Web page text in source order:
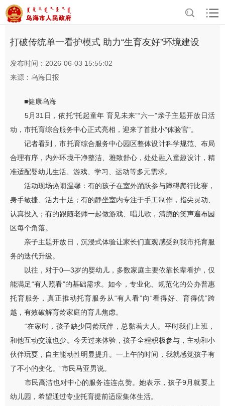
首页>资讯中心 > 乌海要闻
打破传统单一看护模式 助力“生育友好”环境建设
发布时间：2026-06-03 15:55:02
来源：乌海日报
■健康乌海
5月31日，依托“托起童年 育见未来”“六一”亲子主题开放日活
动，市托育综合服务中心正式亮相，迎来了首批小“体验官”。
记者看到，市托育综合服务中心园区整体设计科学规范、布局
合理有序，内外环境干净整洁、雅致舒心，处处融入童趣设计，精
准适配婴幼儿生活、游戏、学习、运动等多元需求。
活动现场热闹温馨：有的孩子在室外踊跃参与障碍爬行比赛，
身手敏捷、活力十足；有的静坐室内专注于手工制作，指尖灵动、
认真投入；有的跟随老师一起做游戏、唱儿歌，清脆的笑声遍布园
区每个角落。
亲子主题开放日，沉浸式体验让家长们直观感受到我市托育服
务的迭代升级。
以往，对于0—3岁的婴幼儿，多数家庭主要依靠长辈看护，仅
能满足“有人照看”的基础需求。如今，专业化、规范化的公办普惠
托育服务，真正推动托育服务从“有人看”向“看得好、育得优”跨
越，有效破解育龄家庭的育儿焦虑。
“在家时，孩子缺少同龄玩伴，总黏着大人。平时我们上班，
和他互动交流也少。今天过来体验，孩子全程积极参与，主动和小
伙伴玩耍，自主能动性明显提升。一上午的时间，我就感觉孩子有
了不小的变化。”市民马亚男说。
市民高洁也对中心的服务连连点赞。她表示，孩子9月就要上
幼儿园，希望通过专业托育提前适应集体生活。